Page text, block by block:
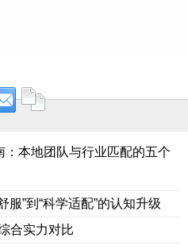
本地团队与行业匹配的五个
服”到“科学适配”的认知升级
合实力对比